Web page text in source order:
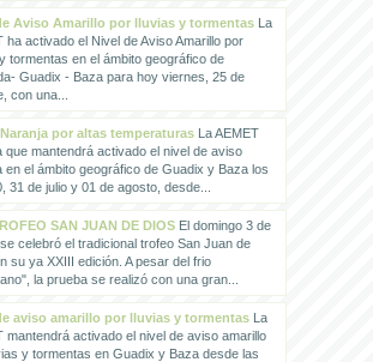
Aviso Amarillo por lluvias y tormentasLa
ha activado el Nivel de Aviso Amarillo por
tormentas en el ámbito geográfico de
Guadix - Baza para hoy viernes, 25 de
con una...
por altas temperaturasLa AEMET
que mantendrá activado el nivel de aviso
en el ámbito geográfico de Guadix y Baza los
31 de julio y 01 de agosto, desde...
SAN JUAN DE DIOSEl domingo 3 de
celebró el tradicional trofeo San Juan de
su ya XXIII edición. A pesar del frio
la prueba se realizó con una gran...
aviso amarillo por lluvias y tormentasLa
mantendrá activado el nivel de aviso amarillo
y tormentas en Guadix y Baza desde las